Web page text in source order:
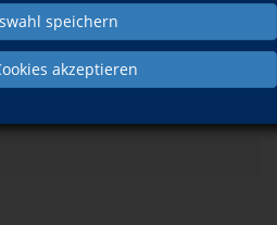
speichern
akzeptieren